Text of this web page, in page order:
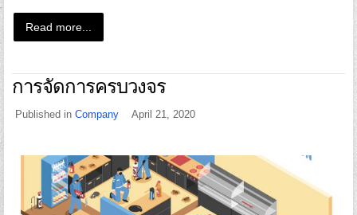
Read more...
การจัดการครบวงจร
Published in Company April 21, 2020